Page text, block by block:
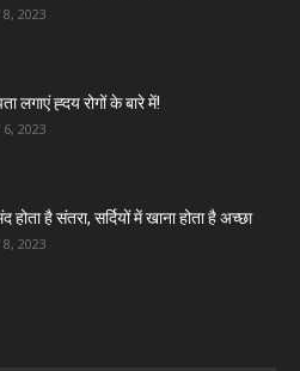
2023
लगाएं ह्दय रोगों के बारे में!
2023
होता है संतरा, सर्दियों में खाना होता है अच्छा
2023